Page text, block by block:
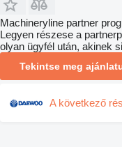
Machineryline partner
Legyen részese a
olyan ügyfél után, akinek
Tekintse meg
A következő